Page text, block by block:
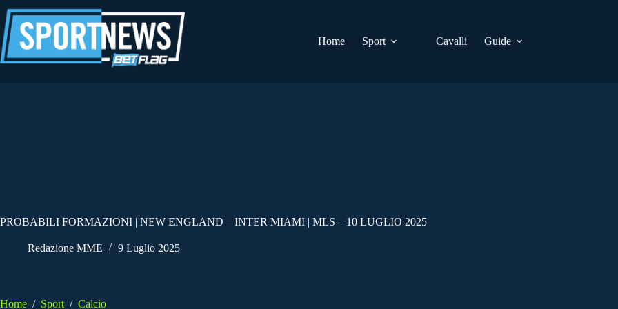
al
contenuto
Home
Sport Cavalli Guide
PROBABILI FORMAZIONI | NEW ENGLAND – INTER MIAMI | MLS – 10 LUGLIO 2025
Redazione MME 9 Luglio 2025
Home / Sport / Calcio